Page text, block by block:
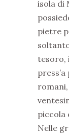
isola di
pietre
tesoro,
piccola
Nelle